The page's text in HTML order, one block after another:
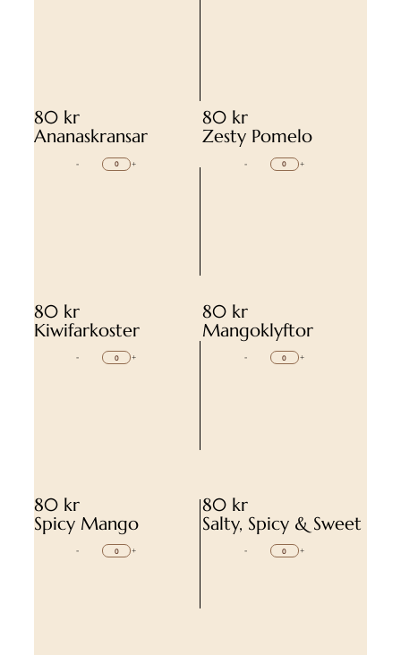
80 kr
Ananaskransar
- +
80 kr
Zesty Pomelo
- +
80 kr
Kiwifarkoster
- +
80 kr
Mangoklyftor
- +
80 kr
Spicy Mango
- +
80 kr
Salty, Spicy & Sweet
- +